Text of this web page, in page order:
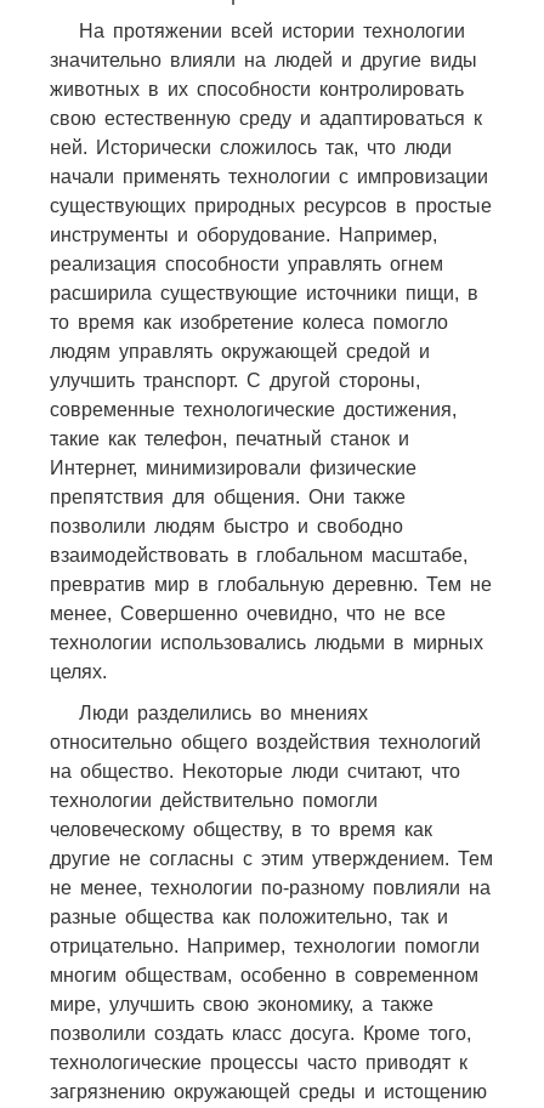
На протяжении всей истории технологии
значительно влияли на людей и другие виды
животных в их способности контролировать
свою естественную среду и адаптироваться к
ней. Исторически сложилось так, что люди
начали применять технологии с импровизации
существующих природных ресурсов в простые
инструменты и оборудование. Например,
реализация способности управлять огнем
расширила существующие источники пищи, в
то время как изобретение колеса помогло
людям управлять окружающей средой и
улучшить транспорт. С другой стороны,
современные технологические достижения,
такие как телефон, печатный станок и
Интернет, минимизировали физические
препятствия для общения. Они также
позволили людям быстро и свободно
взаимодействовать в глобальном масштабе,
превратив мир в глобальную деревню. Тем не
менее, Совершенно очевидно, что не все
технологии использовались людьми в мирных
целях.
Люди разделились во мнениях
относительно общего воздействия технологий
на общество. Некоторые люди считают, что
технологии действительно помогли
человеческому обществу, в то время как
другие не согласны с этим утверждением. Тем
не менее, технологии по-разному повлияли на
разные общества как положительно, так и
отрицательно. Например, технологии помогли
многим обществам, особенно в современном
мире, улучшить свою экономику, а также
позволили создать класс досуга. Кроме того,
технологические процессы часто приводят к
загрязнению окружающей среды и истощению